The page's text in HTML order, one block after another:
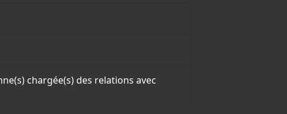
chargée(s) des relations avec